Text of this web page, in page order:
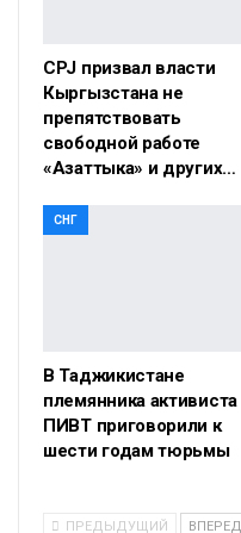
CPJ призвал власти
Кыргызстана не
препятствовать
свободной работе
«Азаттыка» и других…
СНГ
В Таджикистане
племянника активиста
ПИВТ приговорили к
шести годам тюрьмы
ПРЕДЫДУЩИЙ ВПЕРЕД